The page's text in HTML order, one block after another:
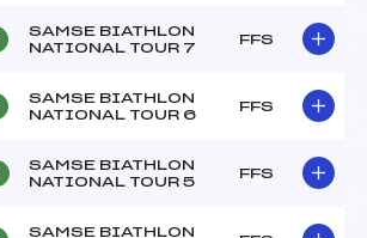
SAMSE BIATHLON
NATIONAL TOUR 7
FFS
SAMSE BIATHLON
NATIONAL TOUR 6
FFS
SAMSE BIATHLON
NATIONAL TOUR 5
FFS
SAMSE BIATHLON